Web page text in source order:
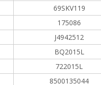
69SKV119
175086
J4942512
BQ2015L
722015L
8500135044